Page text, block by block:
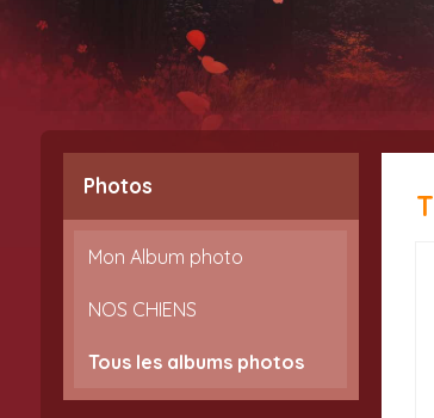
Photos
Mon Album photo
NOS CHIENS
Tous les albums photos